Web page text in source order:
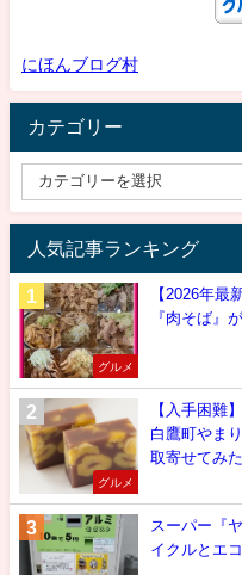
にほんブログ村
カテゴリー
人気記事ランキング
グルメ
【2026年最
『肉そば』
グルメ
【入手困難
白鷹町やま
取寄せてみ
スーパー『
イクルとエ